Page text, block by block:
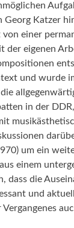
Georg Katzer
von einer
der eigenen
und wurde
in der
um ein
einem
dass die
und